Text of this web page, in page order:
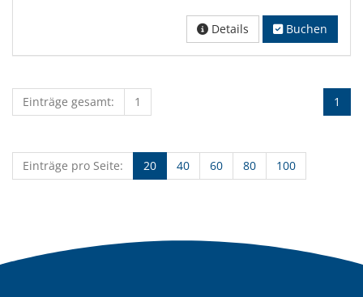
Details Buchen
1
Einträge gesamt: 1
Einträge pro Seite: 20 40 60 80 100